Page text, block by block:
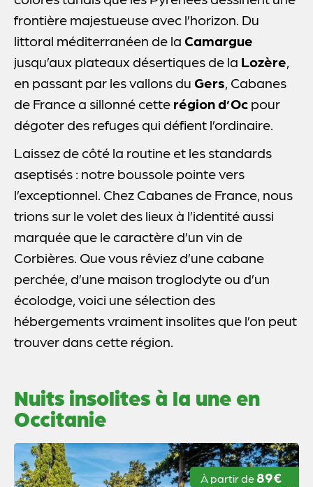
frontière majestueuse avec l’horizon. Du
littoral méditerranéen de laCamargue
jusqu’aux plateaux désertiques de la Lozère,
en passant par les vallons duGers, Cabanes
de France a sillonné cetterégion d’Ocpour
dégoter des refuges qui défient l’ordinaire.
Laissez de côté la routine et les standards
aseptisés : notre boussole pointe vers
l’exceptionnel. Chez Cabanes de France, nous
trions sur le volet des lieux à l’identité aussi
marquée que le caractère d’un vin de
Corbières. Que vous rêviez d’une cabane
perchée, d’une maison troglodyte ou d’un
écolodge, voici une sélection des
hébergements vraiment insolites que l’on peut
trouver dans cette région.
Nuits insolites à la une en
Occitanie
À partir de89€